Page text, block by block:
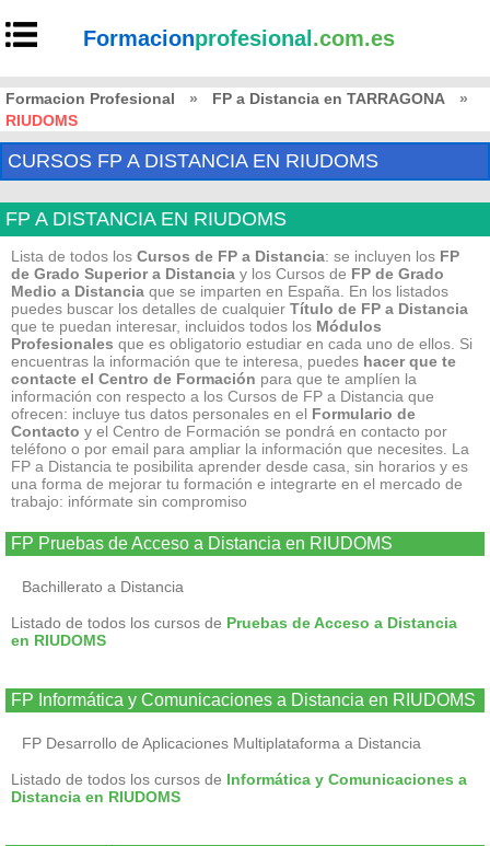
Formacionprofesional .com.es
Formacion Profesional » FP a Distancia en TARRAGONA
»
RIUDOMS
CURSOS FP A DISTANCIA EN RIUDOMS
FP A DISTANCIA EN RIUDOMS
Lista de todos los Cursos de FP a Distancia: se incluyen los FP
de Grado Superior a Distancia y los Cursos de FP de Grado
Medio a Distancia que se imparten en España. En los listados
puedes buscar los detalles de cualquier Título de FP a Distancia
que te puedan interesar, incluidos todos los Módulos
Profesionales que es obligatorio estudiar en cada uno de ellos. Si
encuentras la información que te interesa, puedes hacer que te
contacte el Centro de Formación para que te amplíen la
información con respecto a los Cursos de FP a Distancia que
ofrecen: incluye tus datos personales en el Formulario de
Contacto y el Centro de Formación se pondrá en contacto por
teléfono o por email para ampliar la información que necesites. La
FP a Distancia te posibilita aprender desde casa, sin horarios y es
una forma de mejorar tu formación e integrarte en el mercado de
trabajo: infórmate sin compromiso
FP Pruebas de Acceso a Distancia en RIUDOMS
Bachillerato a Distancia
Listado de todos los cursos de Pruebas de Acceso a Distancia
en RIUDOMS
FP Informática y Comunicaciones a Distancia en RIUDOMS
FP Desarrollo de Aplicaciones Multiplataforma a Distancia
Listado de todos los cursos de Informática y Comunicaciones a
Distancia en RIUDOMS